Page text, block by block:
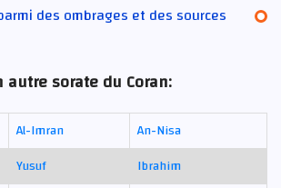
des ombrages et des sources
autre sorate du Coran:
Al-Imran
An-Nisa
Yusuf
Ibrahim